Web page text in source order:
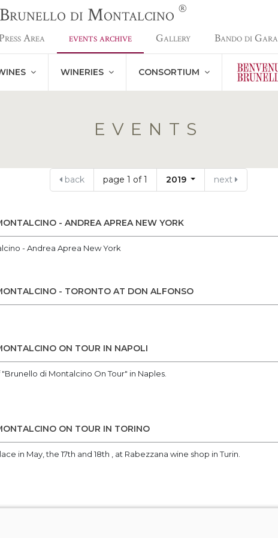
di Montalcino ®
Press Area events archive Gallery Bando di Gara
WINERIES CONSORTIUM
EVENTS
back page 1 of 1 2019 next
- ANDREA APREA NEW YORK
- Andrea Aprea New York
- TORONTO AT DON ALFONSO
ON TOUR IN NAPOLI
di Montalcino On Tour" in Naples.
ON TOUR IN TORINO
in May, the 17th and 18th , at Rabezzana wine shop in Turin.